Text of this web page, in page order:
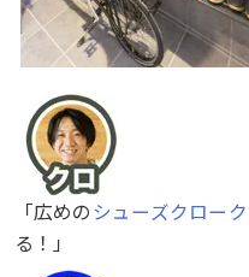
「広めの シューズクローク
る！」